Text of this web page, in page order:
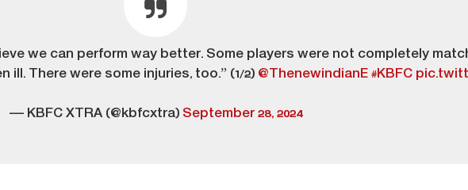
we can perform way better. Some players were not completely
There were some injuries, too.” (1/2) @ThenewindianE #KBFC
— KBFC XTRA (@kbfcxtra) September 28, 2024